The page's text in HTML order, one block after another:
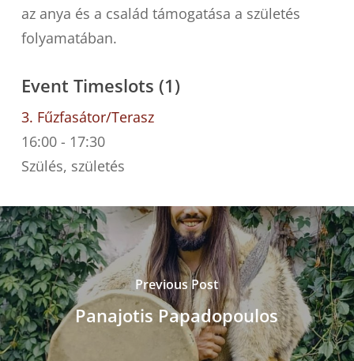
az anya és a család támogatása a születés
folyamatában.
Event Timeslots (1)
3. Fűzfasátor/Terasz
16:00- 17:30
Szülés, születés
Previous Post
Panajotis Papadopoulos